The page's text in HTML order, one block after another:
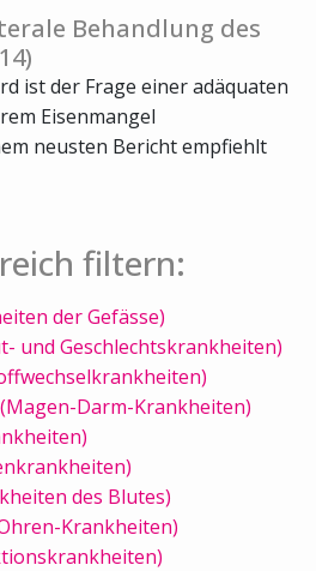
Behandlung des
ist der Frage einer adäquaten
Eisenmangel
neusten Bericht empfiehlt
filtern:
der Gefässe)
und Geschlechtskrankheiten)
Darm-Krankheiten)
des Blutes)
Krankheiten)